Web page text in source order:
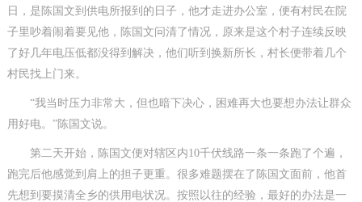
日，是陈国文到供电所报到的日子，他才走进办公室，便有村民在院
子里吵着闹着要见他，陈国文问清了情况，原来是这个村子连续反映
了好几年电压低都没得到解决，他们听到换新所长，村长便带着几个
村民找上门来。
“我当时压力非常大，但也暗下决心，困难再大也要想办法让群众
用好电。”陈国文说。
第二天开始，陈国文便对辖区内10千伏线路一条一条跑了个遍，
跑完后他感觉到肩上的担子更重。很多难题摆在了陈国文面前，他首
先想到要摸清全乡的供用电状况。按照以往的经验，最好的办法是一